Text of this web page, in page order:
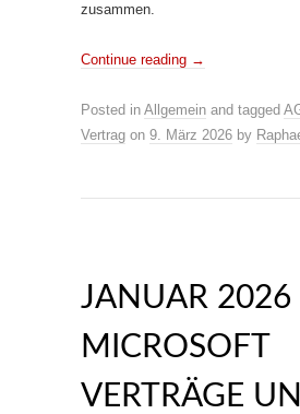
zusammen.
Continue reading →
Posted in Allgemein and tagged
Vertrag on 9. März 2026 by
JANUAR 2026
MICROSOFT
VERTRÄGE